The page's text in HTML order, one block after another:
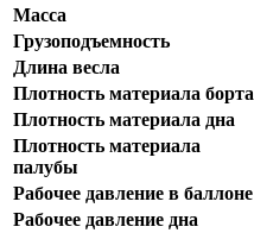
Масса
Грузоподъемность
Длина весла
Плотность материала борта
Плотность материала дна
Плотность материала
палубы
Рабочее давление в баллоне
Рабочее давление дна